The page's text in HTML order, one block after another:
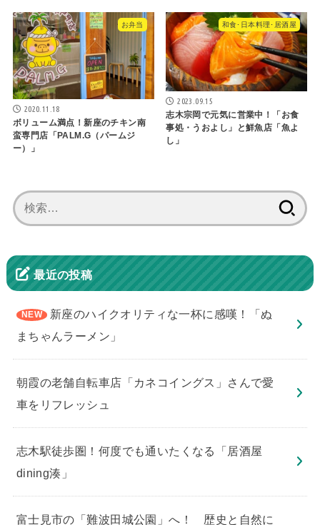
お弁当
2020.11.18
ボリューム満点！新座のチキン南
蛮専門店「PALM.G（パームジ
ー）」
和食･日本料理･居酒屋
2023.09.15
志木宗岡で元気に営業中！「お食
事処・うおよし」と鮮魚店「魚よ
し」
索:
最近の投稿
新座のハイクオリティな一杯に感嘆！「ぬ
まちゃんラーメン」
朝霞の老舗自転車店「カネコイングス」さんで愛
車をリフレッシュ
志木駅徒歩圏！何度でも通いたくなる「居酒屋
dining湊」
​富士見市の「難波田城公園」へ！ 歴史と自然に